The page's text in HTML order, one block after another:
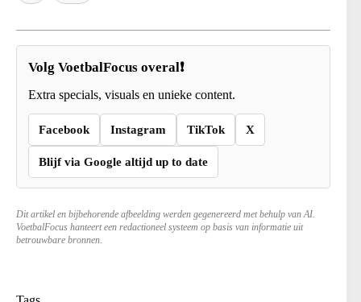
Volg VoetbalFocus overal❗
Extra specials, visuals en unieke content.
Facebook Instagram TikTok X
Blijf via Google altijd up to date
Dit artikel en bijbehorende afbeelding werden gegenereerd met behulp van AI.
VoetbalFocus hanteert een redactioneel systeem op basis van informatie uit
betrouwbare bronnen.